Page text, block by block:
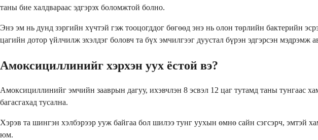
таны бие халдвараас эдгэрэх боломжтой болно.
Энэ эм нь дунд зэргийн хүчтэй гэж тооцогддог бөгөөд энэ нь олон төрлийн бактерийн
цагийн дотор үйлчилж эхэлдэг боловч та бүх эмчилгээг дуустал бүрэн эдгэрсэн мэдрэмж
Амоксициллинийг хэрхэн уух ёстой вэ?
Амоксициллинийг эмчийн зааврын дагуу, ихэвчлэн 8 эсвэл 12 цаг тутамд таны тунгаас
багасгахад тусална.
Хэрэв та шингэн хэлбэрээр ууж байгаа бол шилээ тунг уухын өмнө сайн сэгсэрч, эмтэй
юм.